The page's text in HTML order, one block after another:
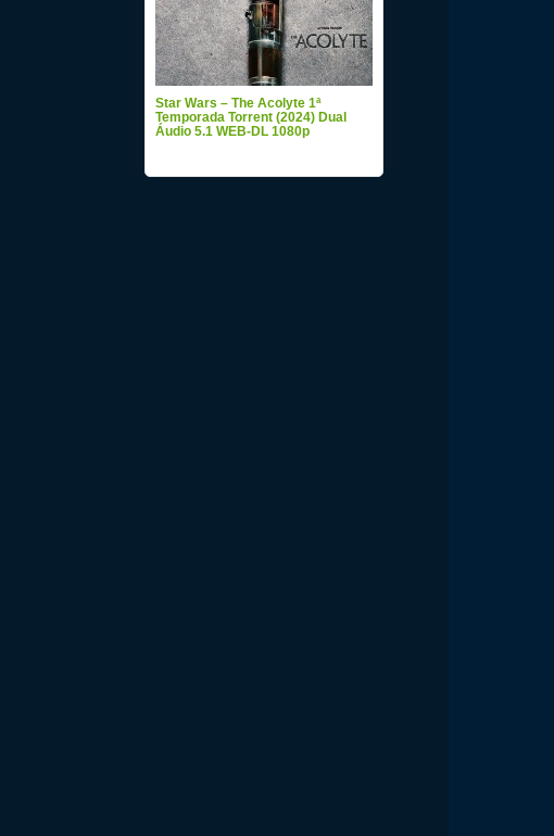
Star Wars – The Acolyte 1ª
Temporada Torrent (2024) Dual
Áudio 5.1 WEB-DL 1080p